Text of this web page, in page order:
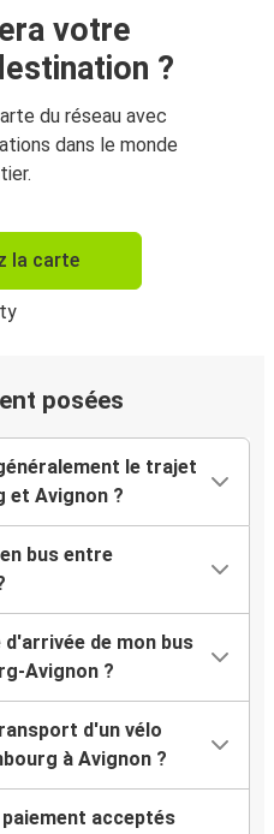
votre
?
du réseau avec
dans le monde
la carte
posées
le trajet
et Avignon ?
bus entre
de mon bus
Avignon ?
d'un vélo
à Avignon ?
acceptés